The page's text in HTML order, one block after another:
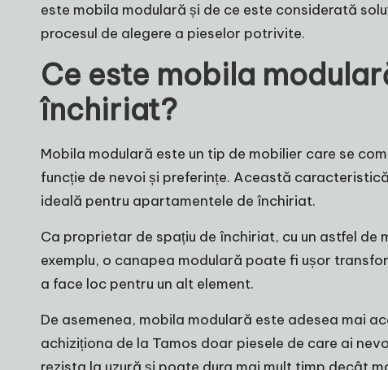
este mobila modulară și de ce este considerată
procesul de alegere a pieselor potrivite.
Ce este mobila
închiriat?
Mobila modulară este un tip de mobilier care se
funcție de nevoi și preferințe. Această
ideală pentru apartamentele de închiriat.
Ca proprietar de spațiu de închiriat, cu un astfel
exemplu, o canapea modulară poate fi ușor
a face loc pentru un alt element.
De asemenea, mobila modulară este adesea mai
achiziționa de la Tamos doar piesele de care ai